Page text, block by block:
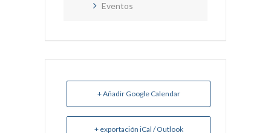
Eventos
+ Añadir Google Calendar
+ exportación iCal / Outlook